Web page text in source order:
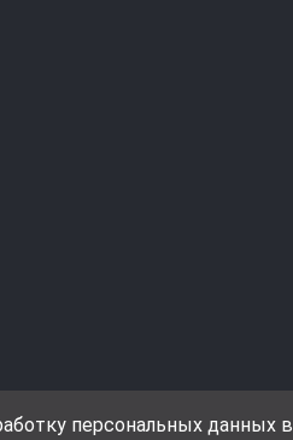
персональных данных в